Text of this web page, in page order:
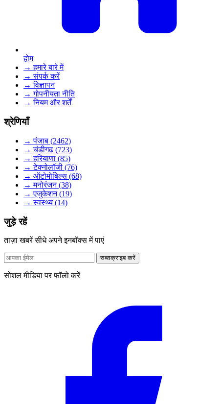
होम
→ हमारे बारे में
→ संपर्क करें
→ विज्ञापन
→ गोपनीयता नीति
→ नियम और शर्तें
श्रेणियाँ
→ पंजाब (2462)
→ चंडीगढ़ (723)
→ हरियाणा (85)
→ टेक्नोलॉजी (76)
→ ऑटोमोबिल्स (68)
→ मनोरंजन (38)
→ एजुकेशन (19)
→ स्वस्थ्य (14)
जुड़े रहें
ताज़ा खबरें सीधे अपने इनबॉक्स में पाएं
सब्सक्राइब करें
सोशल मीडिया पर फॉलो करें